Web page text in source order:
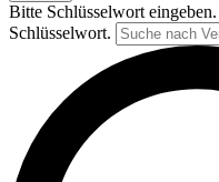
Bitte Schlüsselwort
Schlüsselwort.